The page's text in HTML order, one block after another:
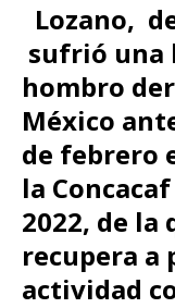
Lozano,
sufrió una
hombro
México
de febrero
la
2022, de la
recupera a
actividad